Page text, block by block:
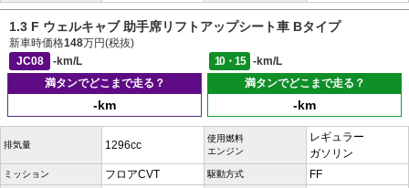
1.3 F ウェルキャブ 助手席リフトアップシート車 Bタイプ
新車時価格148万円(税抜)
JC08
-km/L 10・15
-km/L
満タンでどこまで走る？
-km
満タンでどこまで走る？
-km
排気量 1296cc
使用燃料
エンジン
レギュラー
ガソリン
ミッション フロアCVT 駆動方式 FF